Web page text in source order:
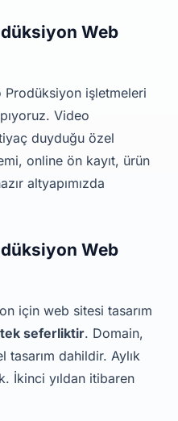
Web
Prodüksiyon işletmeleri
Video
duyduğu özel
online ön kayıt, ürün
altyapımızda
Web
için web sitesi tasarım
seferliktir. Domain,
tasarım dahildir. Aylık
İkinci yıldan itibaren